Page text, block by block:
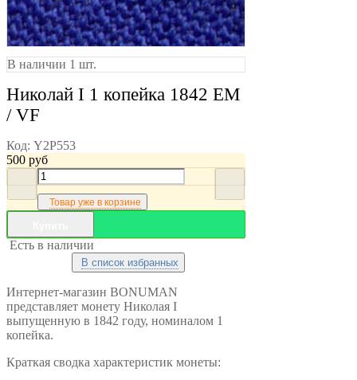
В наличии 1 шт.
Николай I 1 копейка 1842 ЕМ
/ VF
Код: Y2P553
500 руб
Товар уже в корзине
Есть в наличии
В список избранных
Интернет-магазин BONUMAN
представляет монету Николая I
выпущенную в 1842 году, номиналом 1
копейка.
Краткая сводка характеристик монеты: